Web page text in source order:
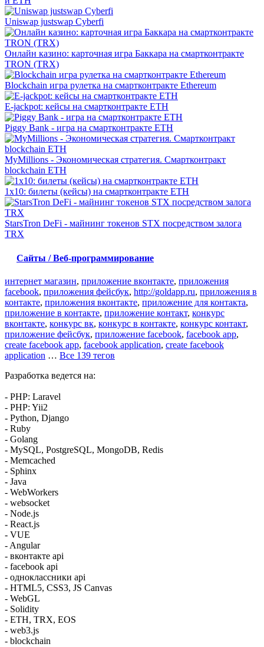
Uniswap justswap Cyberfi
Онлайн казино: карточная игра Баккара на смартконтракте
TRON (TRX)
Blockchain игра рулетка на смартконтракте Ethereum
E-jackpot: кейсы на смартконтракте ETH
Piggy Bank - игра на смартконтракте ETH
MyMillions - Экономическая стратегия. Смартконтракт
blockchain ETH
1x10: билеты (кейсы) на смартконтракте ETH
StarsTron DeFi - майнинг токенов STX посредством залога
TRX
Сайты / Веб-программирование
интернет магазин, приложение вконтакте, приложения
facebook, приложения фейсбук, http://goldapp.ru, приложения в
контакте, приложения вконтакте, приложение для контакта,
приложение в контакте, приложение контакт, конкурс
вконтакте, конкурс вк, конкурс в контакте, конкурс контакт,
приложение фейсбук, приложение facebook, facebook app,
create facebook app, facebook application, create facebook
application … Все 139 тегов
Разработка ведется на:
- PHP: Laravel
- PHP: Yii2
- Python, Django
- Ruby
- Golang
- MySQL, PostgreSQL, MongoDB, Redis
- Memcached
- Sphinx
- Java
- WebWorkers
- websocket
- Node.js
- React.js
- VUE
- Angular
- вконтакте api
- facebook api
- одноклассники api
- HTML5, CSS3, JS Canvas
- WebGL
- Solidity
- ETH, TRX, EOS
- web3.js
- blockchain